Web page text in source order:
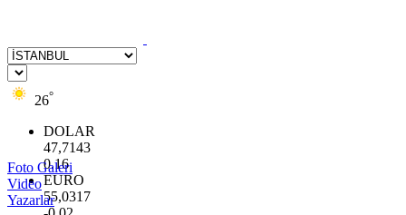
26°
DOLAR
47,7143
0.16
EURO
55,0317
Foto Galeri
Video
Yazarlar